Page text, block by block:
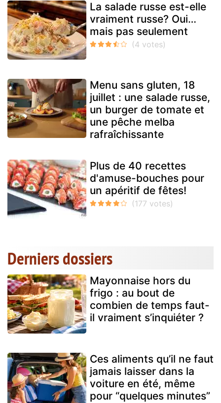
La salade russe est-elle
vraiment russe? Oui…
mais pas seulement
Menu sans gluten, 18
juillet : une salade russe,
un burger de tomate et
une pêche melba
rafraîchissante
Plus de 40 recettes
d'amuse-bouches pour
un apéritif de fêtes!
Derniers dossiers
Mayonnaise hors du
frigo : au bout de
combien de temps faut-
il vraiment s’inquiéter ?
Ces aliments qu’il ne faut
jamais laisser dans la
voiture en été, même
pour “quelques minutes”